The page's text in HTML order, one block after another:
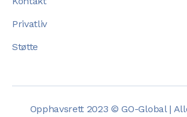
Privatliv
Støtte
Opphavsrett 2023 © GO-Global |